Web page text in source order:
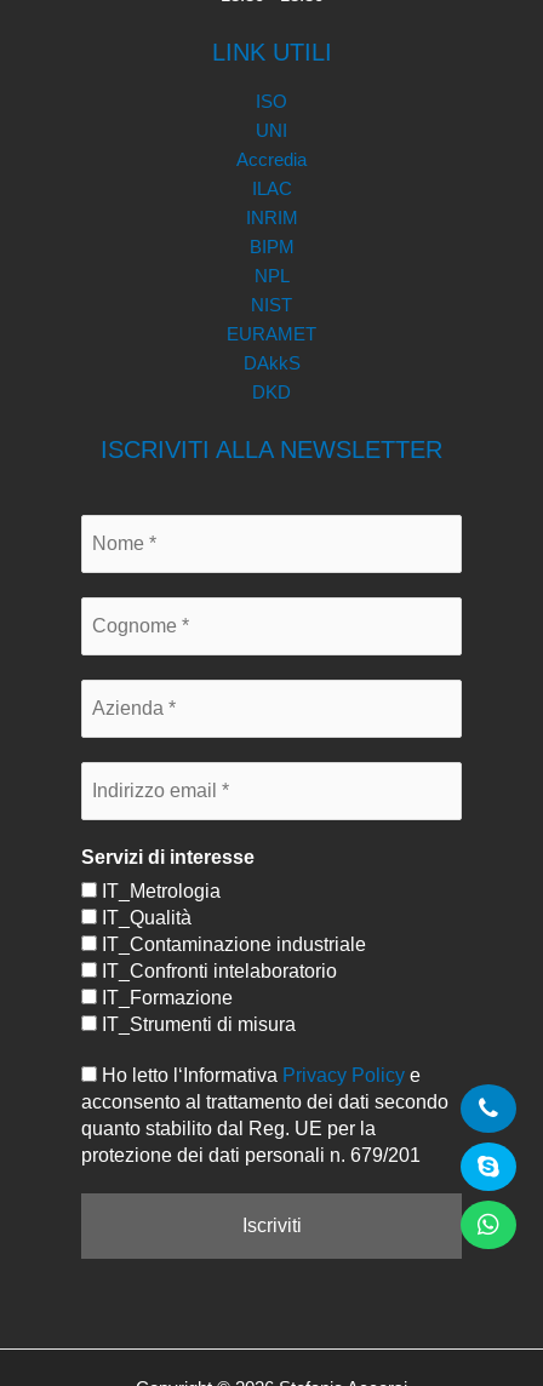
LINK UTILI
ISO
UNI
Accredia
ILAC
INRIM
BIPM
NPL
NIST
EURAMET
DAkkS
DKD
ISCRIVITI ALLA NEWSLETTER
Servizi di interesse
IT_Metrologia
IT_Qualità
IT_Contaminazione industriale
IT_Confronti intelaboratorio
IT_Formazione
IT_Strumenti di misura
Ho letto l‘Informativa Privacy Policy e
acconsento al trattamento dei dati secondo
quanto stabilito dal Reg. UE per la
protezione dei dati personali n. 679/201